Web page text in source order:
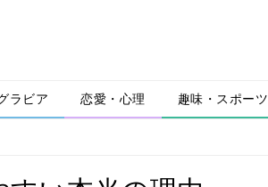
ラビア 恋愛・心理 趣味・スポーツ